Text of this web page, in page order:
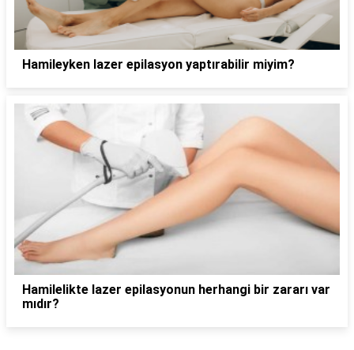
Hamileyken lazer epilasyon yaptırabilir miyim?
Hamilelikte lazer epilasyonun herhangi bir zararı var
mıdır?